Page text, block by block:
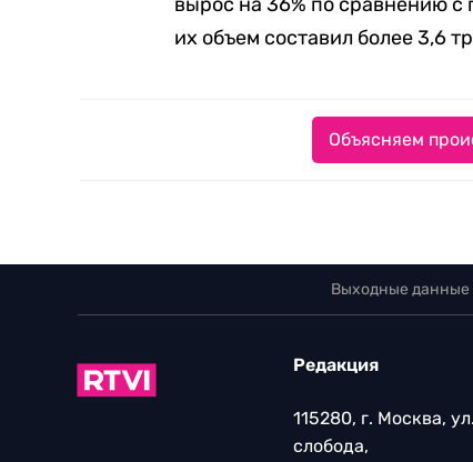
их объем составил более 3,6
Объясняем
Выходные данные
Редакция
115280, г. Москва,
слобода,